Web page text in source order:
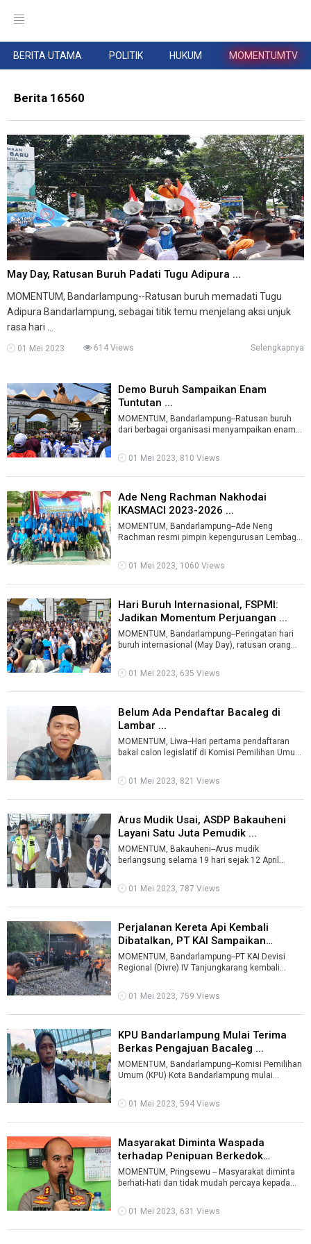
BERITA UTAMA POLITIK HUKUM MOMENTUMTV
Berita 16560
May Day, Ratusan Buruh Padati Tugu Adipura ...
MOMENTUM, Bandarlampung--Ratusan buruh memadati Tugu
Adipura Bandarlampung, sebagai titik temu menjelang aksi unjuk
rasa hari ...
01 Mei 2023 614 Views Selengkapnya
Demo Buruh Sampaikan Enam
Tuntutan ...
MOMENTUM, Bandarlampung--Ratusan buruh
dari berbagai organisasi menyampaikan enam
01 Mei 2023, 810 Views
Ade Neng Rachman Nakhodai
IKASMACI 2023-2026 ...
MOMENTUM, Bandarlampung--Ade Neng
Rachman resmi pimpin kepengurusan Lembaga
(IKASMACI) Per ...
01 Mei 2023, 1060 Views
Hari Buruh Internasional, FSPMI:
Jadikan Momentum Perjuangan ...
MOMENTUM, Bandarlampung--Peringatan hari
buruh internasional (May Day), ratusan orang
01 Mei 2023, 635 Views
Belum Ada Pendaftar Bacaleg di
Lambar ...
MOMENTUM, Liwa--Hari pertama pendaftaran
bakal calon legislatif di Komisi Pemilihan Umum
01 Mei 2023, 821 Views
Arus Mudik Usai, ASDP Bakauheni
Layani Satu Juta Pemudik ...
MOMENTUM, Bakauheni--Arus mudik
berlangsung selama 19 hari sejak 12 April
01 Mei 2023, 787 Views
Perjalanan Kereta Api Kembali
Dibatalkan, PT KAI Sampaikan
Permoh ...
MOMENTUM, Bandarlampung--PT KAI Devisi
Regional (Divre) IV Tanjungkarang kembali
...
01 Mei 2023, 759 Views
KPU Bandarlampung Mulai Terima
Berkas Pengajuan Bacaleg ...
MOMENTUM, Bandarlampung--Komisi Pemilihan
Umum (KPU) Kota Bandarlampung mulai
01 Mei 2023, 594 Views
Masyarakat Diminta Waspada
terhadap Penipuan Berkedok
Penggandaan ...
MOMENTUM, Pringsewu -- Masyarakat diminta
berhati-hati dan tidak mudah percaya kepada
01 Mei 2023, 631 Views